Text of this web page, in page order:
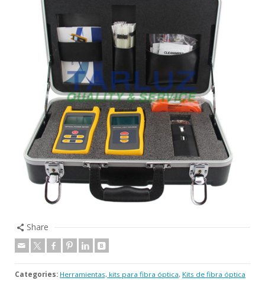
Share
Categories: Herramientas, kits para fibra óptica, Kits de fibra óptica